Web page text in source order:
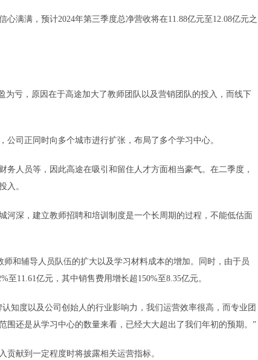
满，预计2024年第三季度总净营收将在11.88亿元至12.08亿元之
亏，原因在于高途加大了教师团队以及营销团队的投入，而线下
司正同时向多个城市进行扩张，布局了多个学习中心。
人员等，因此高途在吸引和留住人才方面相当豪气。在二季度，
入。
深，建立教师招聘和培训制度是一个长周期的过程，不能低估面
和辅导人员队伍的扩大以及学习材料成本的增加。同时，由于员
11.61亿元，其中销售费用增长超150%至8.35亿元。
度以及公司创始人的行业影响力，我们运营效率很高，而专业团
还是从学习中心的数量来看，已经大大超出了我们年初的预期。”
献到一定程度时将披露相关运营指标。